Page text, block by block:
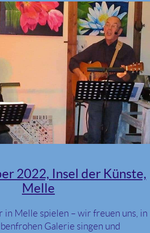
2022, Insel der Künste,
Melle
in Melle spielen – wir freuen uns, in
Galerie singen und